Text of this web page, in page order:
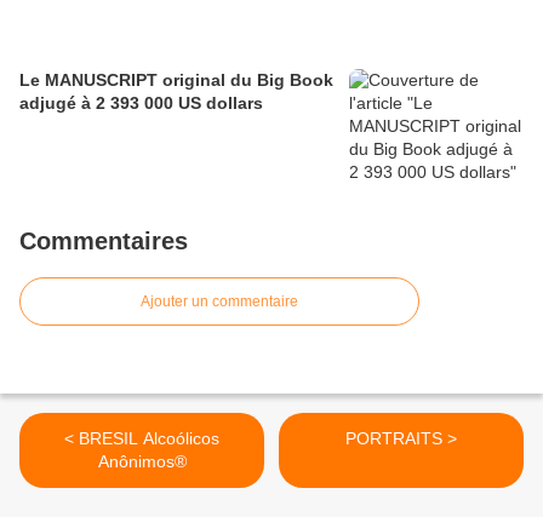
Le MANUSCRIPT original du Big Book
adjugé à 2 393 000 US dollars
Commentaires
Ajouter un commentaire
< BRESIL Alcoólicos
Anônimos®
PORTRAITS >